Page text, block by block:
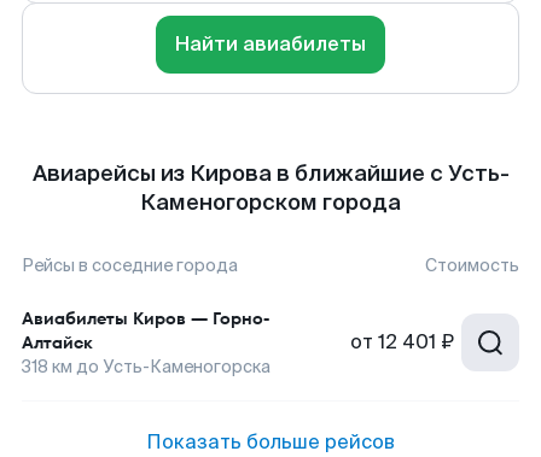
Найти авиабилеты
Авиарейсы из Кирова в ближайшие с Усть-
Каменогорском города
Рейсы в соседние города Стоимость
Авиабилеты Киров — Горно-
Алтайск
318 км до Усть-Каменогорска
от 12 401 ₽
Показать больше рейсов